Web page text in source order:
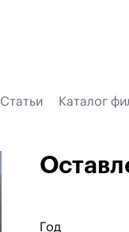
Статьи Каталог
Год